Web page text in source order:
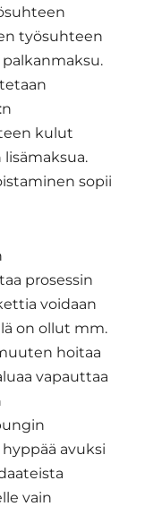
työsuhteen
palkanmaksu.
kulut
sopii
prosessin
voidaan
on ollut mm.
hoitaa
vapauttaa
avuksi
vain